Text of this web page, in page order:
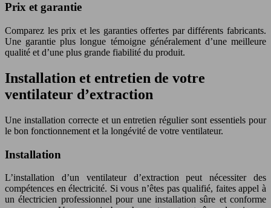
Prix et garantie
Comparez les prix et les garanties offertes par différents fabricants.
Une garantie plus longue témoigne généralement d’une meilleure
qualité et d’une plus grande fiabilité du produit.
Installation et entretien de votre
ventilateur d’extraction
Une installation correcte et un entretien régulier sont essentiels pour
le bon fonctionnement et la longévité de votre ventilateur.
Installation
L’installation d’un ventilateur d’extraction peut nécessiter des
compétences en électricité. Si vous n’êtes pas qualifié, faites appel à
un électricien professionnel pour une installation sûre et conforme